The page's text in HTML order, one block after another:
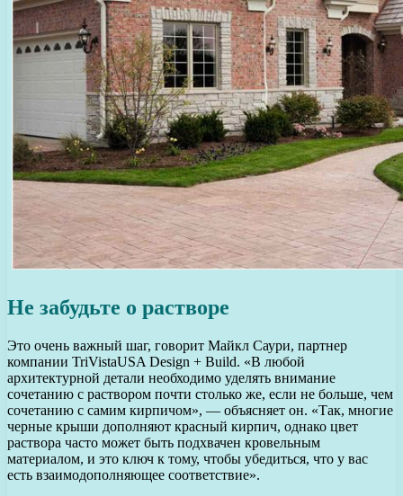
Не забудьте о растворе
Это очень важный шаг, говорит Майкл Саури, партнер
компании TriVistaUSA Design + Build. «В любой
архитектурной детали необходимо уделять внимание
сочетанию с раствором почти столько же, если не больше, чем
сочетанию с самим кирпичом», — объясняет он. «Так, многие
черные крыши дополняют красный кирпич, однако цвет
раствора часто может быть подхвачен кровельным
материалом, и это ключ к тому, чтобы убедиться, что у вас
есть взаимодополняющее соответствие».